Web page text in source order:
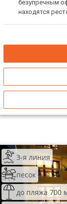
безупречным
находятся
3-я линия
песок
до пляжа 700